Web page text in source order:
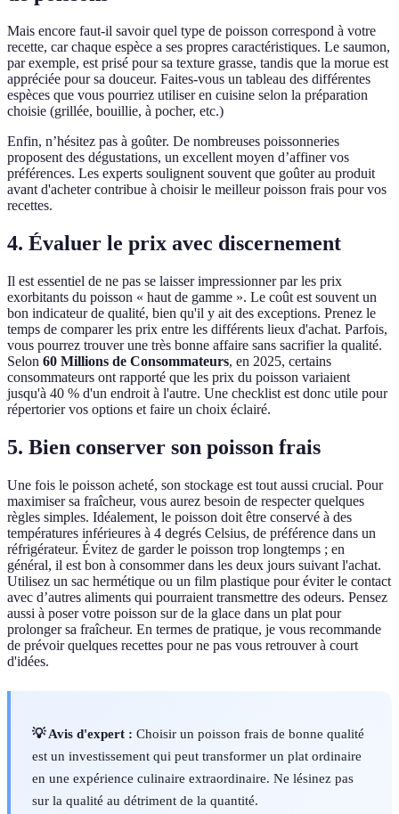
Mais encore faut-il savoir quel type de poisson correspond à votre
recette, car chaque espèce a ses propres caractéristiques. Le saumon,
par exemple, est prisé pour sa texture grasse, tandis que la morue est
appréciée pour sa douceur. Faites-vous un tableau des différentes
espèces que vous pourriez utiliser en cuisine selon la préparation
choisie (grillée, bouillie, à pocher, etc.)
Enfin, n’hésitez pas à goûter. De nombreuses poissonneries
proposent des dégustations, un excellent moyen d’affiner vos
préférences. Les experts soulignent souvent que goûter au produit
avant d'acheter contribue à choisir le meilleur poisson frais pour vos
recettes.
4. Évaluer le prix avec discernement
Il est essentiel de ne pas se laisser impressionner par les prix
exorbitants du poisson « haut de gamme ». Le coût est souvent un
bon indicateur de qualité, bien qu'il y ait des exceptions. Prenez le
temps de comparer les prix entre les différents lieux d'achat. Parfois,
vous pourrez trouver une très bonne affaire sans sacrifier la qualité.
Selon 60 Millions de Consommateurs, en 2025, certains
consommateurs ont rapporté que les prix du poisson variaient
jusqu'à 40 % d'un endroit à l'autre. Une checklist est donc utile pour
répertorier vos options et faire un choix éclairé.
5. Bien conserver son poisson frais
Une fois le poisson acheté, son stockage est tout aussi crucial. Pour
maximiser sa fraîcheur, vous aurez besoin de respecter quelques
règles simples. Idéalement, le poisson doit être conservé à des
températures inférieures à 4 degrés Celsius, de préférence dans un
réfrigérateur. Évitez de garder le poisson trop longtemps ; en
général, il est bon à consommer dans les deux jours suivant l'achat.
Utilisez un sac hermétique ou un film plastique pour éviter le contact
avec d’autres aliments qui pourraient transmettre des odeurs. Pensez
aussi à poser votre poisson sur de la glace dans un plat pour
prolonger sa fraîcheur. En termes de pratique, je vous recommande
de prévoir quelques recettes pour ne pas vous retrouver à court
d'idées.
💡 Avis d'expert : Choisir un poisson frais de bonne qualité
est un investissement qui peut transformer un plat ordinaire
en une expérience culinaire extraordinaire. Ne lésinez pas
sur la qualité au détriment de la quantité.